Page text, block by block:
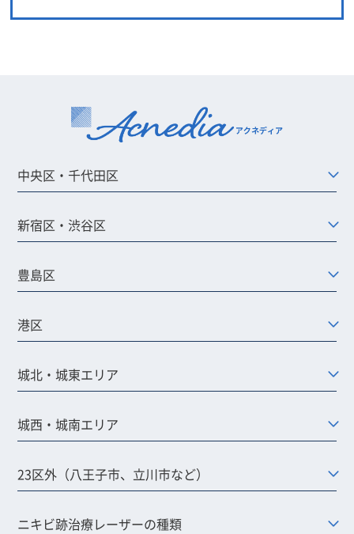
中央区・千代田区
新宿区・渋谷区
豊島区
港区
城北・城東エリア
城西・城南エリア
23区外（八王子市、立川市など）
ニキビ跡治療レーザーの種類